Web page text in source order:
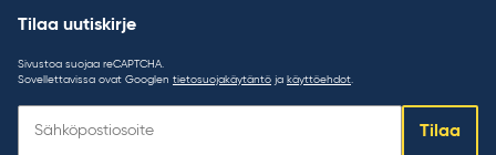
Tilaa uutiskirje
Sivustoa suojaa reCAPTCHA.
Sovellettavissa ovat Googlen tietosuojakäytäntö ja käyttöehdot
uutiskirje:
Tilaa